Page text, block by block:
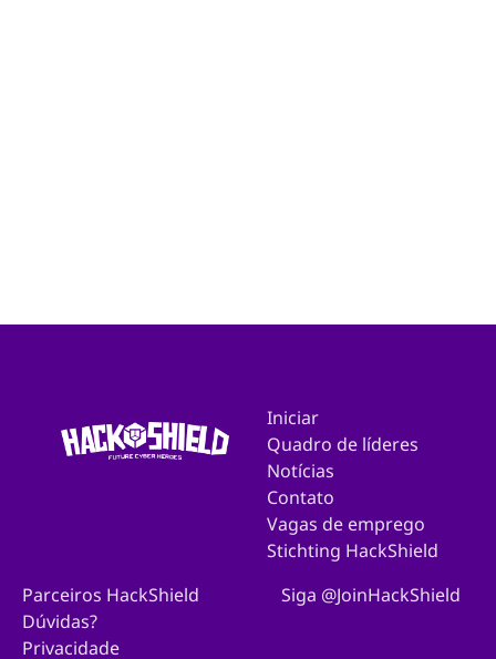
Iniciar
Quadro de líderes
Notícias
Contato
Vagas de emprego
Stichting HackShield
Parceiros HackShield
Dúvidas?
Privacidade
Siga @JoinHackShield